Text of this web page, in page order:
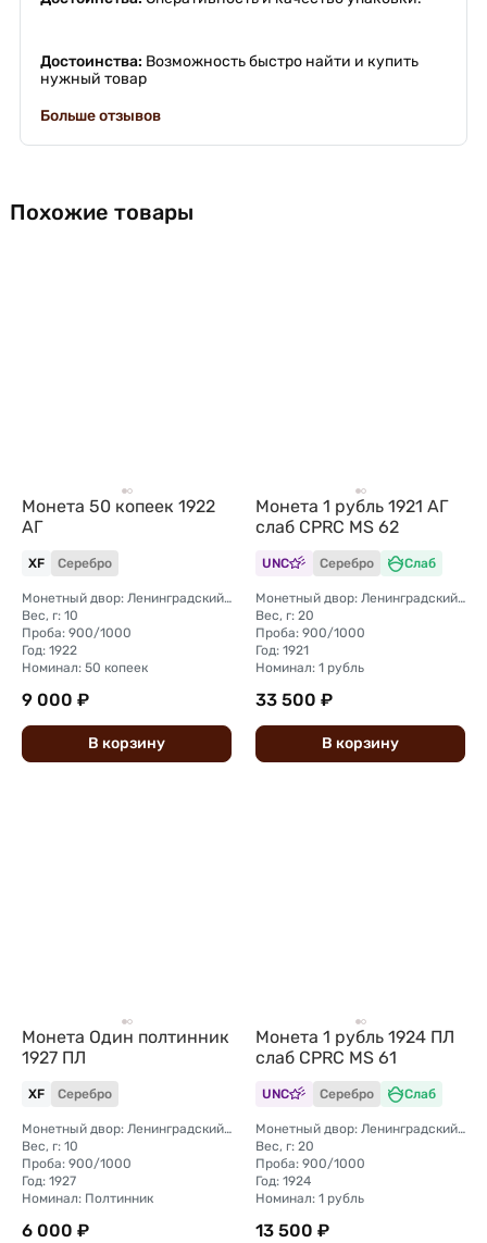
Достоинства: Возможность быстро найти и купить
нужный товар
Больше отзывов
Похожие товары
Монета 50 копеек 1922
АГ
XF Серебро
Монетный двор: Ленинградский (ЛМД)
Вес, г: 10
Проба: 900/1000
Год: 1922
Номинал: 50 копеек
9 000 ₽
В корзину
Монета 1 рубль 1921 АГ
слаб CPRC MS 62
UNC Серебро Слаб
Монетный двор: Ленинградский (ЛМД)
Вес, г: 20
Проба: 900/1000
Год: 1921
Номинал: 1 рубль
33 500 ₽
В корзину
Монета Один полтинник
1927 ПЛ
XF Серебро
Монетный двор: Ленинградский (ЛМД)
Вес, г: 10
Проба: 900/1000
Год: 1927
Номинал: Полтинник
6 000 ₽
Монета 1 рубль 1924 ПЛ
слаб CPRC MS 61
UNC Серебро Слаб
Монетный двор: Ленинградский (ЛМД)
Вес, г: 20
Проба: 900/1000
Год: 1924
Номинал: 1 рубль
13 500 ₽